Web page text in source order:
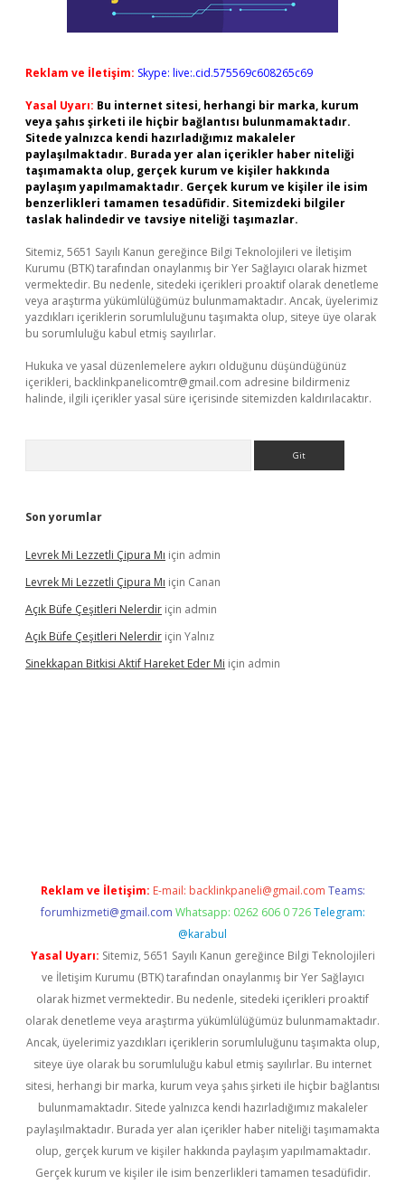
Reklam ve İletişim: Skype: live:.cid.575569c608265c69
Yasal Uyarı: Bu internet sitesi, herhangi bir marka, kurum
veya şahıs şirketi ile hiçbir bağlantısı bulunmamaktadır.
Sitede yalnızca kendi hazırladığımız makaleler
paylaşılmaktadır. Burada yer alan içerikler haber niteliği
taşımamakta olup, gerçek kurum ve kişiler hakkında
paylaşım yapılmamaktadır. Gerçek kurum ve kişiler ile isim
benzerlikleri tamamen tesadüfidir. Sitemizdeki bilgiler
taslak halindedir ve tavsiye niteliği taşımazlar.
Sitemiz, 5651 Sayılı Kanun gereğince Bilgi Teknolojileri ve İletişim
Kurumu (BTK) tarafından onaylanmış bir Yer Sağlayıcı olarak hizmet
vermektedir. Bu nedenle, sitedeki içerikleri proaktif olarak denetleme
veya araştırma yükümlülüğümüz bulunmamaktadır. Ancak, üyelerimiz
yazdıkları içeriklerin sorumluluğunu taşımakta olup, siteye üye olarak
bu sorumluluğu kabul etmiş sayılırlar.
Hukuka ve yasal düzenlemelere aykırı olduğunu düşündüğünüz
içerikleri, backlinkpanelicomtr@gmail.com adresine bildirmeniz
halinde, ilgili içerikler yasal süre içerisinde sitemizden kaldırılacaktır.
Son yorumlar
Levrek Mi Lezzetli Çipura Mı için admin
Levrek Mi Lezzetli Çipura Mı için Canan
Açık Büfe Çeşitleri Nelerdir için admin
Açık Büfe Çeşitleri Nelerdir için Yalnız
Sinekkapan Bitkisi Aktif Hareket Eder Mi için admin
Reklam ve İletişim: E-mail: backlinkpaneli@gmail.com Teams:
forumhizmeti@gmail.com Whatsapp: 0262 606 0 726 Telegram:
@karabul
Yasal Uyarı: Sitemiz, 5651 Sayılı Kanun gereğince Bilgi Teknolojileri
ve İletişim Kurumu (BTK) tarafından onaylanmış bir Yer Sağlayıcı
olarak hizmet vermektedir. Bu nedenle, sitedeki içerikleri proaktif
olarak denetleme veya araştırma yükümlülüğümüz bulunmamaktadır.
Ancak, üyelerimiz yazdıkları içeriklerin sorumluluğunu taşımakta olup,
siteye üye olarak bu sorumluluğu kabul etmiş sayılırlar. Bu internet
sitesi, herhangi bir marka, kurum veya şahıs şirketi ile hiçbir bağlantısı
bulunmamaktadır. Sitede yalnızca kendi hazırladığımız makaleler
paylaşılmaktadır. Burada yer alan içerikler haber niteliği taşımamakta
olup, gerçek kurum ve kişiler hakkında paylaşım yapılmamaktadır.
Gerçek kurum ve kişiler ile isim benzerlikleri tamamen tesadüfidir.